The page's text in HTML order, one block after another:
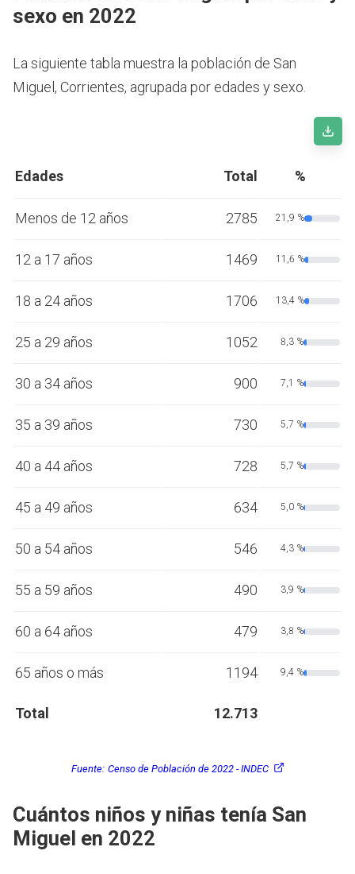
sexo en 2022
La siguiente tabla muestra la población de San
Miguel, Corrientes, agrupada por edades y sexo.
Edades Total %
Menos de 12 años 2785 21,9 %
12 a 17 años 1469 11,6 %
18 a 24 años 1706 13,4 %
25 a 29 años 1052 8,3 %
30 a 34 años 900 7,1 %
35 a 39 años 730 5,7 %
40 a 44 años 728 5,7 %
45 a 49 años 634 5,0 %
50 a 54 años 546 4,3 %
55 a 59 años 490 3,9 %
60 a 64 años 479 3,8 %
65 años o más 1194 9,4 %
Total 12.713
Fuente: Censo de Población de 2022 - INDEC
Cuántos niños y niñas tenía San
Miguel en 2022